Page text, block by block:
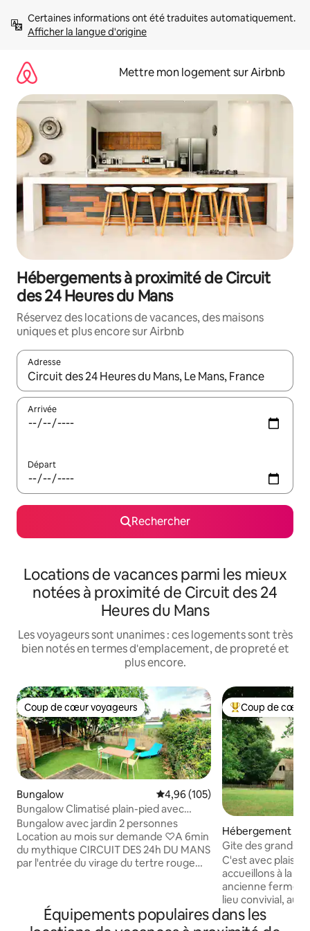
directement
Afficher la langue d'origine
Mettre mon logement sur Airbnb
Hébergements à proximité de Circuit
des 24 Heures du Mans
Réservez des locations de vacances, des maisons
uniques et plus encore sur Airbnb
Adresse
Lorsque les résultats s'affichent, utilisez les flèches vers le
Arrivée
Départ
Rechercher
Locations de vacances parmi les mieux
notées à proximité de Circuit des 24
Heures du Mans
Les voyageurs sont unanimes : ces logements sont très
bien notés en termes d'emplacement, de propreté et
plus encore.
Coup de cœur voyageurs
Coup de cœur voyageurs
Bungalow Évaluation moyenne sur la
4,96 (105)
Bungalow Climatisé plain-pied avec
jardin privé
Bungalow avec jardin 2 personnes
Location au mois sur demande ♡A 6min
du mythique CIRCUIT DES 24h DU MANS
par l'entrée du virage du tertre rouge
centre ville Le jardin se trouve à l'opposé
de la maison principale pour en profiter
Coups de cœur
Coup de cœur
Hébergement
Gite des grands
C'est avec plaisir
accueillons à la
ancienne ferme
lieu convivial, au
des matériaux
retrouver en famille
Équipements populaires dans les